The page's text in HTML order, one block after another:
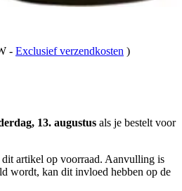
- Exclusief verzendkosten )
13. augustus als je bestelt voor
artikel op voorraad. Aanvulling is
wordt, kan dit invloed hebben op de